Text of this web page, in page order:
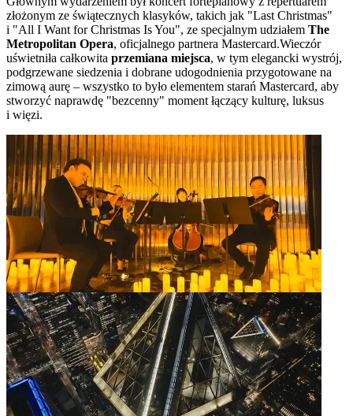
złożonym ze świątecznych klasyków, takich jak "Last Christmas"
i "All I Want for Christmas Is You", ze specjalnym udziałem The
Metropolitan Opera, oficjalnego partnera Mastercard.Wieczór
uświetniła całkowita przemiana miejsca, w tym elegancki wystrój,
podgrzewane siedzenia i dobrane udogodnienia przygotowane na
zimową aurę – wszystko to było elementem starań Mastercard, aby
stworzyć naprawdę "bezcenny" moment łączący kulturę, luksus
i więzi.